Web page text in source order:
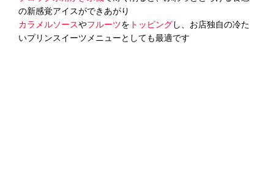
の新感覚アイスができあがり
カラメルソースやフルーツを トッピングし、お店独自の冷た
いプリンスイーツメニューとしても最適です